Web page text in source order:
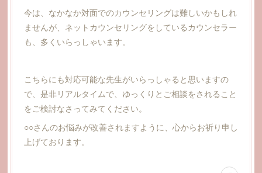
今は、なかなか対面でのカウンセリングは難しいかもしれ
ませんが、ネットカウンセリングをしているカウンセラー
も、多くいらっしゃいます。
こちらにも対応可能な先生がいらっしゃると思いますの
で、是非リアルタイムで、ゆっくりとご相談をされること
をご検討なさってみてください。
○○さんのお悩みが改善されますように、心からお祈り申し
上げております。